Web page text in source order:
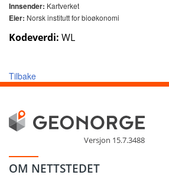
Innsender: Kartverket
Eier: Norsk institutt for bioøkonomi
Kodeverdi: WL
Tilbake